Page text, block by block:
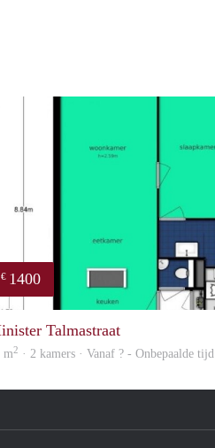
€ 1400
Talmastraat
m2 · 2 kamers · Vanaf ? - Onbepaalde tijd